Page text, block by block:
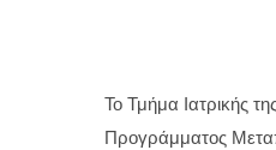
Το Τμήμα Ιατρικής
Προγράμματος